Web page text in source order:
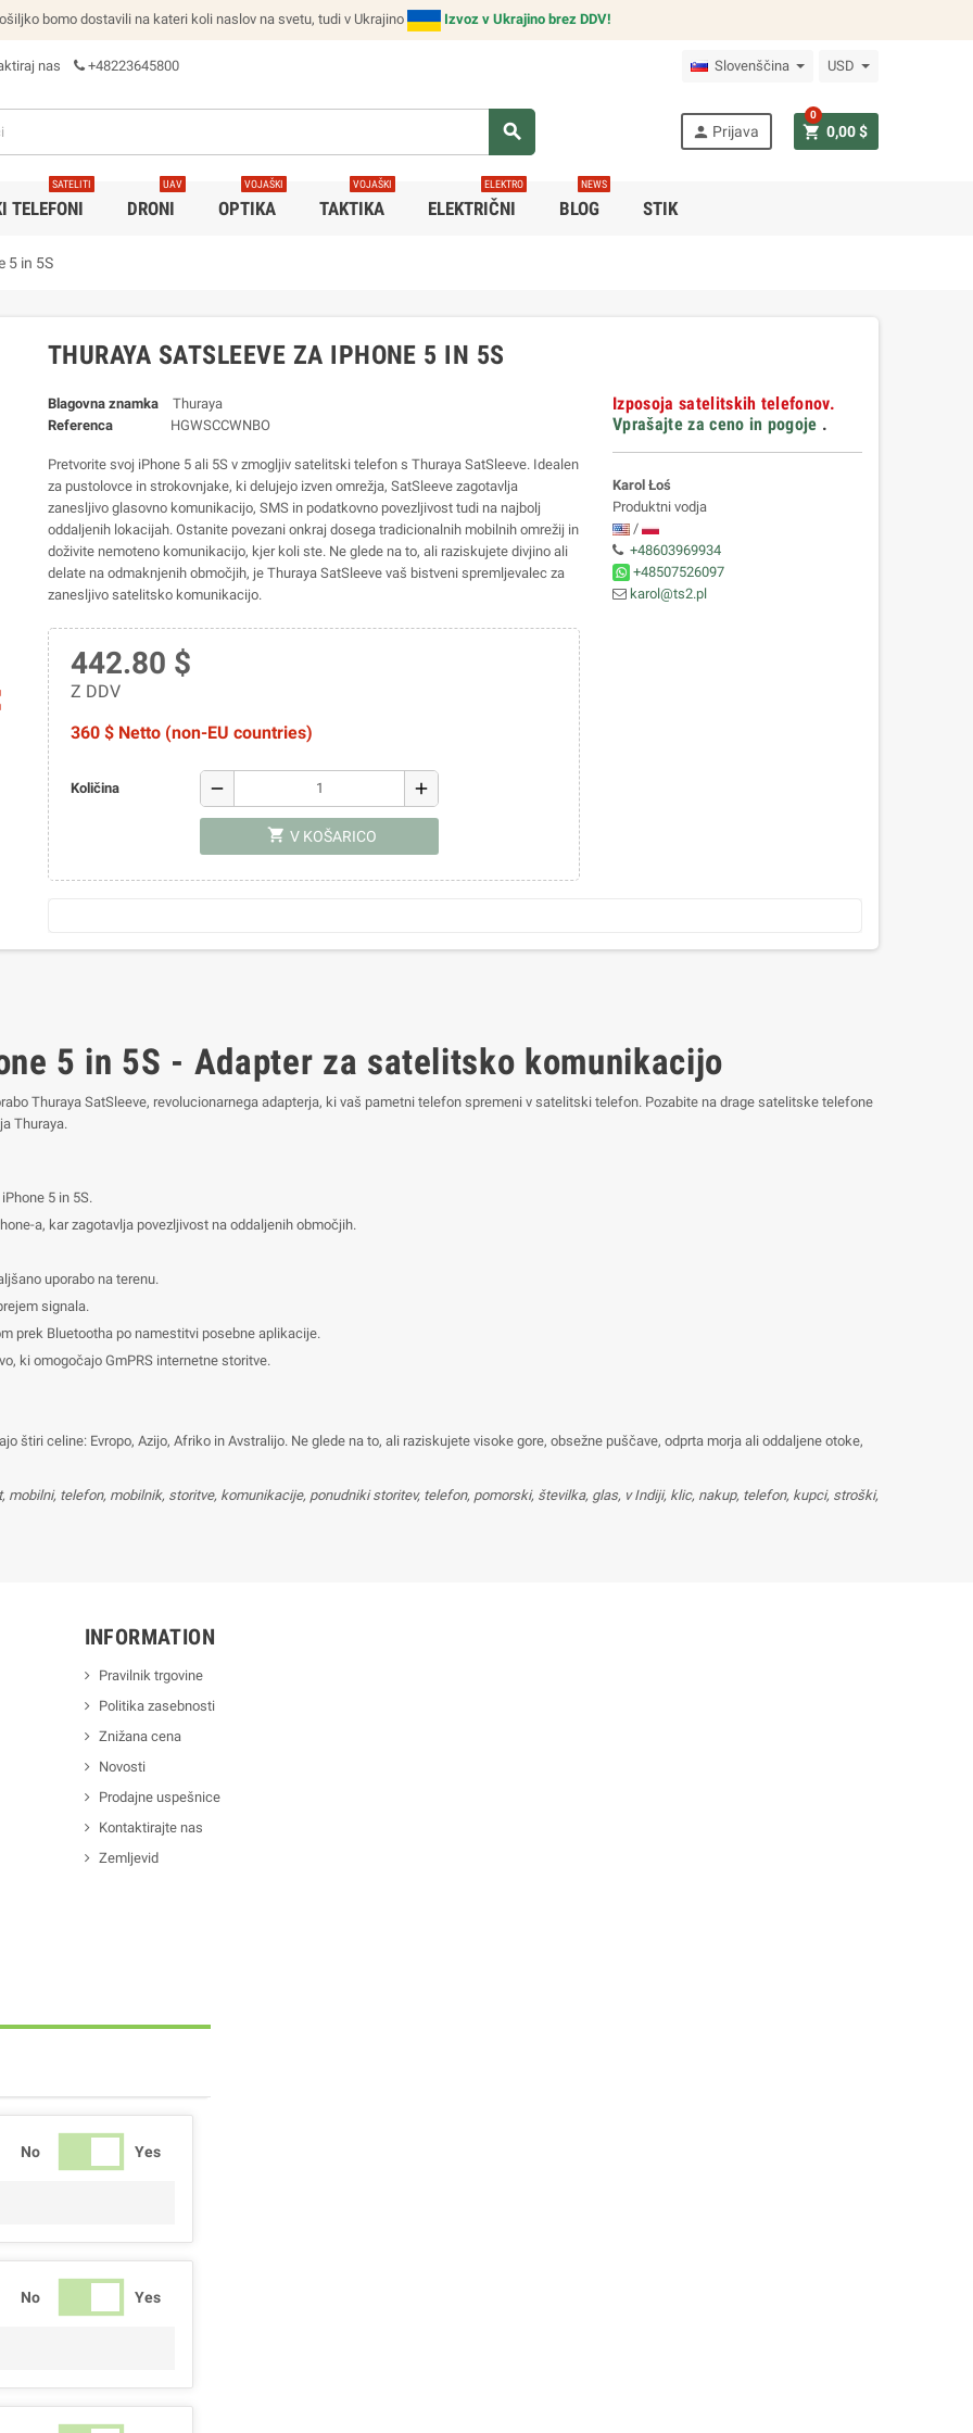
bomo dostavili na kateri koli naslov na svetu, tudi v Ukrajino Izvoz v Ukrajino brez DDV!
nas +48223645800 Slovenščina USD
search person Prijava shopping_cart 0,00 $
0
TELEFONI
SATELITI
DRONI
UAV
OPTIKA
VOJAŠKI
TAKTIKA
VOJAŠKI
ELEKTRIČNI
ELEKTRO
BLOG
NEWS
STIK
5 in 5S
THURAYA SATSLEEVE ZA IPHONE 5 IN 5S
Blagovna znamka
Thuraya
Referenca
HGWSCCWNBO
Pretvorite svoj iPhone 5 ali 5S v zmogljiv satelitski telefon s Thuraya SatSleeve. Idealen
za pustolovce in strokovnjake, ki delujejo izven omrežja, SatSleeve zagotavlja
zanesljivo glasovno komunikacijo, SMS in podatkovno povezljivost tudi na najbolj
oddaljenih lokacijah. Ostanite povezani onkraj dosega tradicionalnih mobilnih omrežij in
doživite nemoteno komunikacijo, kjer koli ste. Ne glede na to, ali raziskujete divjino ali
delate na odmaknjenih območjih, je Thuraya SatSleeve vaš bistveni spremljevalec za
zanesljivo satelitsko komunikacijo.
442.80 $
Z DDV
360 $ Netto (non-EU countries)
Količina remove add
shopping_cart V KOŠARICO
Izposoja satelitskih telefonov.
Vprašajte za ceno in pogoje .
Karol Łoś
Produktni vodja
/
+48603969934
+48507526097
karol@ts2.pl
5 in 5S - Adapter za satelitsko komunikacijo
Thuraya SatSleeve, revolucionarnega adapterja, ki vaš pametni telefon spremeni v satelitski telefon. Pozabite na drage satelitske telefone
Thuraya.
5 in 5S.
a, kar zagotavlja povezljivost na oddaljenih območjih.
uporabo na terenu.
signala.
prek Bluetootha po namestitvi posebne aplikacije.
ki omogočajo GmPRS internetne storitve.
štiri celine: Evropo, Azijo, Afriko in Avstralijo. Ne glede na to, ali raziskujete visoke gore, obsežne puščave, odprta morja ali oddaljene otoke,
mobilni, telefon, mobilnik, storitve, komunikacije, ponudniki storitev, telefon, pomorski, številka, glas, v Indiji, klic, nakup, telefon, kupci, stroški,
INFORMATION
Pravilnik trgovine
Politika zasebnosti
Znižana cena
Novosti
Prodajne uspešnice
Kontaktirajte nas
Zemljevid
No Yes
No Yes